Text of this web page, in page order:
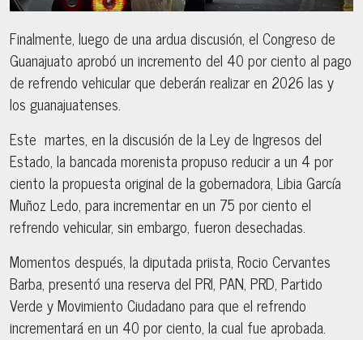
Finalmente, luego de una ardua discusión, el Congreso de
Guanajuato aprobó un incremento del 40 por ciento al pago
de refrendo vehicular que deberán realizar en 2026 las y
los guanajuatenses.
Este martes, en la discusión de la Ley de Ingresos del
Estado, la bancada morenista propuso reducir a un 4 por
ciento la propuesta original de la gobernadora, Libia García
Muñoz Ledo, para incrementar en un 75 por ciento el
refrendo vehicular, sin embargo, fueron desechadas.
Momentos después, la diputada priista, Rocio Cervantes
Barba, presentó una reserva del PRI, PAN, PRD, Partido
Verde y Movimiento Ciudadano para que el refrendo
incrementará en un 40 por ciento, la cual fue aprobada.